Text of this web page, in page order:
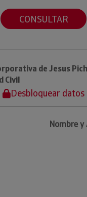
CONSULTAR
de Jesus
Civil
Desbloquear datos
Nombre y